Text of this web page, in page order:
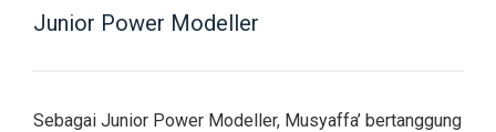
Junior Power Modeller
Sebagai Junior Power Modeller, Musyaffa’ bertanggung